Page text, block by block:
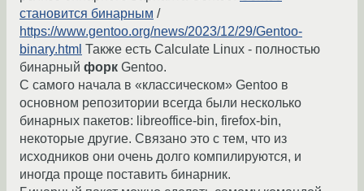
становится бинарным /
https://www.gentoo.org/news/2023/12/29/Gentoo-
binary.html Также есть Calculate Linux - полностью
бинарный форк Gentoo.
С самого начала в «классическом» Gentoo в
основном репозитории всегда были несколько
бинарных пакетов: libreoffice-bin, firefox-bin,
некоторые другие. Связано это с тем, что из
исходников они очень долго компилируются, и
иногда проще поставить бинарник.